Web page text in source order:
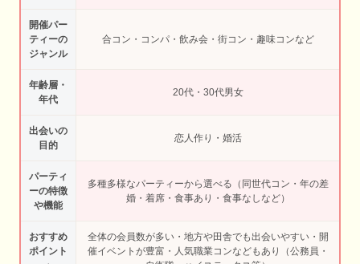
開催パー
ティーの
ジャンル
合コン・コンパ・飲み会・街コン・趣味コンなど
年齢層・
年代
20代・30代男女
出会いの
目的
恋人作り・婚活
パーティ
ーの特徴
や機能
多種多様なパーティーから選べる（同世代コン・年の差
婚・着席・食事あり・食事なしなど）
おすすめ
ポイント
全体の会員数が多い・地方や田舎でも出会いやすい・開
催イベントが豊富・人気職業コンなどもあり（公務員・